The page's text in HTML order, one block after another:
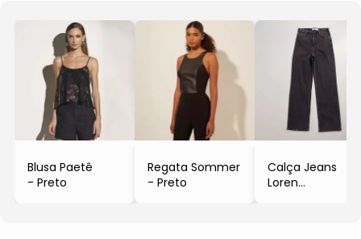
Blusa Paetê
- Preto
Regata Sommer
- Preto
Calça Jeans
Loren